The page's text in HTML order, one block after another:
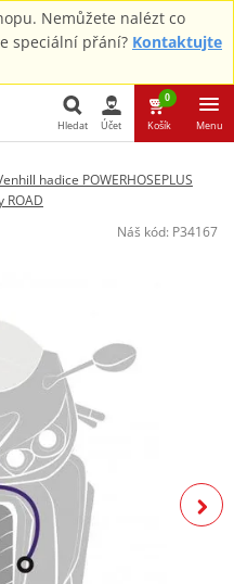
Nemůžete nalézt co
speciální přání? Kontaktujte
Hledat
Hledat Účet
0
Košík Menu
hadice POWERHOSEPLUS
ROAD
Náš kód: P34167